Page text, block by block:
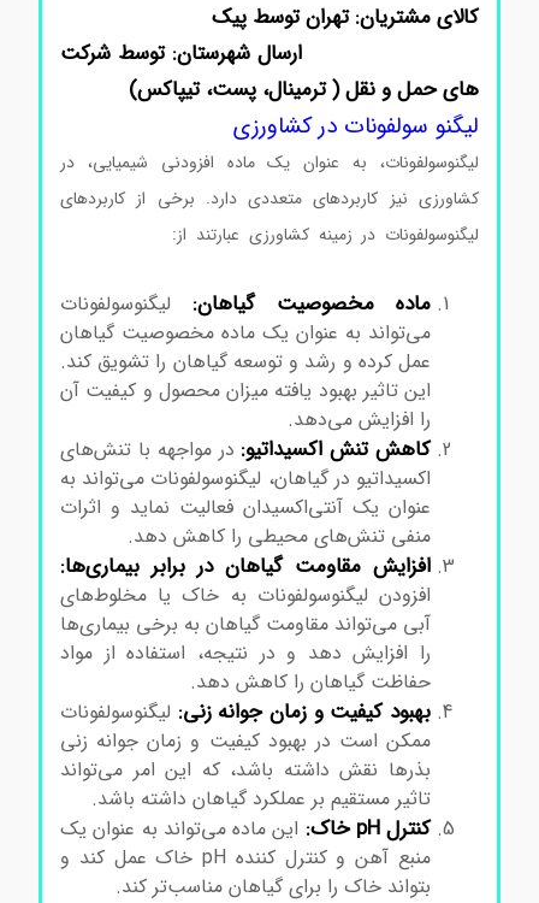
کالای مشتریان: تهران توسط پیک
ارسال شهرستان: توسط شرکت
های حمل و نقل ( ترمینال، پست، تیپاکس)
لیگنو سولفونات در کشاورزی
لیگنوسولفونات، به عنوان یک ماده افزودنی شیمیایی، در
کشاورزی نیز کاربردهای متعددی دارد. برخی از کاربردهای
لیگنوسولفونات در زمینه کشاورزی عبارتند از: لیگنو سولفونات
ماده مخصوصیت گیاهان:لیگنوسولفونات
می‌تواند به عنوان یک ماده مخصوصیت گیاهان
عمل کرده و رشد و توسعه گیاهان را تشویق کند.
این تاثیر بهبود یافته میزان محصول و کیفیت آن
را افزایش می‌دهد.لیگنو سولفونات کلسیم
کاهش تنش اکسیداتیو:در مواجهه با تنش‌های
اکسیداتیو در گیاهان، لیگنوسولفونات می‌تواند به
عنوان یک آنتی‌اکسیدان فعالیت نماید و اثرات
منفی تنش‌های محیطی را کاهش دهد.
افزایش مقاومت گیاهان در برابر بیماری‌ها:
افزودن لیگنوسولفونات به خاک یا مخلوط‌های
آبی می‌تواند مقاومت گیاهان به برخی بیماری‌ها
را افزایش دهد و در نتیجه، استفاده از مواد
حفاظت گیاهان را کاهش دهد.
بهبود کیفیت و زمان جوانه زنی:لیگنوسولفونات
ممکن است در بهبود کیفیت و زمان جوانه زنی
بذرها نقش داشته باشد، که این امر می‌تواند
تاثیر مستقیم بر عملکرد گیاهان داشته باشد.
کنترل pH خاک:
این ماده می‌تواند به عنوان یک
منبع آهن و کنترل کننده pH خاک عمل کند و
بتواند خاک را برای گیاهان مناسب‌تر کند.